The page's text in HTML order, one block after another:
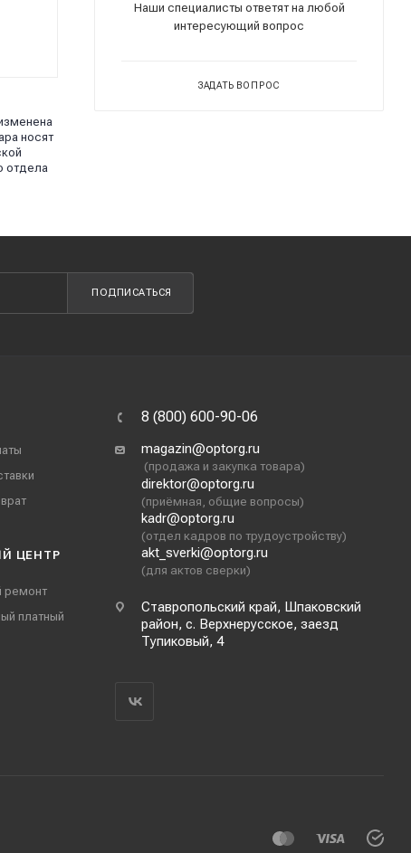
носят
отдела
Наши специалисты ответят на любой
интересующий вопрос
ЗАДАТЬ ВОПРОС
ПОДПИСАТЬСЯ
ЦЕНТР
ремонт
платный
8 (800) 600-90-06
magazin@optorg.ru
(продажа и закупка товара)
direktor@optorg.ru
(приёмная, общие вопросы)
kadr@optorg.ru
(отдел кадров по трудоустройству)
akt_sverki@optorg.ru
(для актов сверки)
Ставропольский край, Шпаковский
район, с. Верхнерусское, заезд
Тупиковый, 4